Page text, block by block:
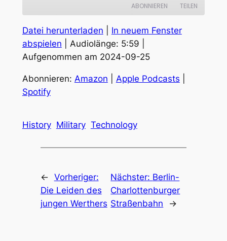
ABONNIEREN TEILEN
Amazon Apple Podcasts
TEILEN
LINK
EMBED
Datei herunterladen
In neuem Fenster
abspielen
Audiolänge: 5:59
Aufgenommen am 2024-09-25
Abonnieren: Amazon Apple Podcasts
Spotify
History Military Technology
← Vorheriger:
Die Leiden des
jungen Werthers
Nächster: Berlin-
Charlottenburger
Straßenbahn
→